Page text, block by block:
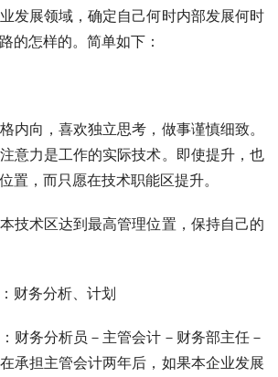
展领域，确定自己何时内部发展何时
的怎样的。简单如下：
向，喜欢独立思考，做事谨慎细致。
意力是工作的实际技术。即使提升，也
置，而只愿在技术职能区提升。
术区达到最高管理位置，保持自己的
务分析、计划
务分析员－主管会计－财务部主任－
承担主管会计两年后，如果本企业发展